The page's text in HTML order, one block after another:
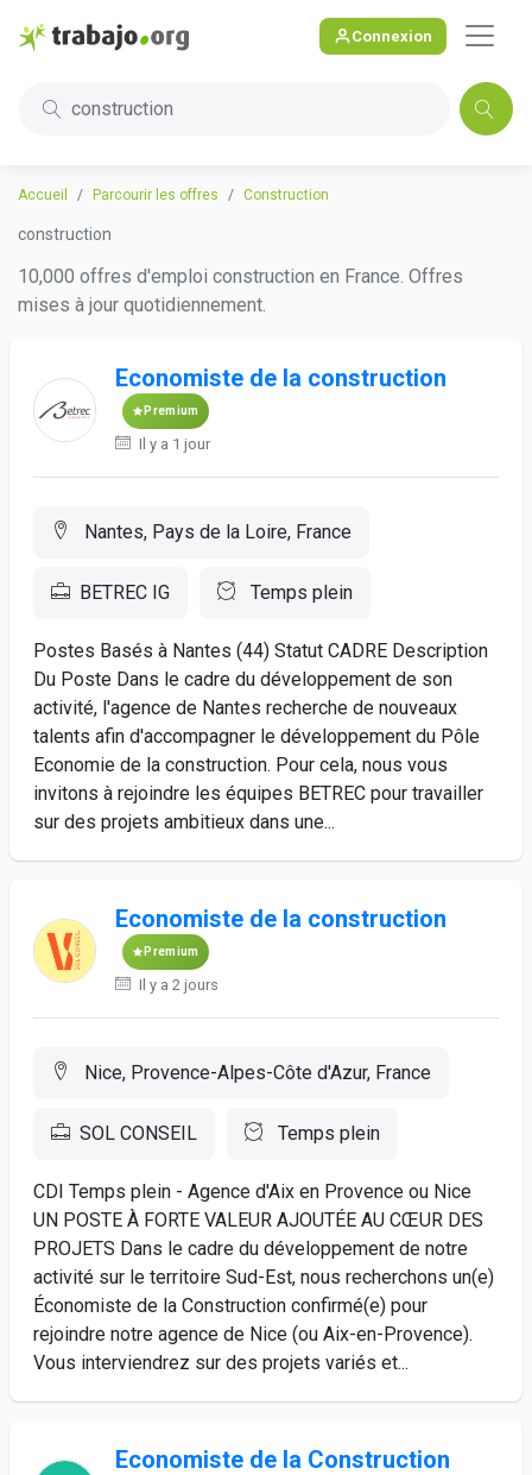
Connexion
construction
Accueil Parcourir les offres Construction
construction
10,000 offres d'emploi construction en France. Offres
mises à jour quotidiennement.
Economiste de la construction
Premium
Il y a 1 jour
Nantes, Pays de la Loire, France
BETREC IG Temps plein
Postes Basés à Nantes (44) Statut CADRE Description
Du Poste Dans le cadre du développement de son
activité, l'agence de Nantes recherche de nouveaux
talents afin d'accompagner le développement du Pôle
Economie de la construction. Pour cela, nous vous
invitons à rejoindre les équipes BETREC pour travailler
sur des projets ambitieux dans une...
Economiste de la construction
Premium
Il y a 2 jours
Nice, Provence-Alpes-Côte d'Azur, France
SOL CONSEIL Temps plein
CDI Temps plein - Agence d'Aix en Provence ou Nice
UN POSTE À FORTE VALEUR AJOUTÉE AU CŒUR DES
PROJETS Dans le cadre du développement de notre
activité sur le territoire Sud-Est, nous recherchons un(e)
Économiste de la Construction confirmé(e) pour
rejoindre notre agence de Nice (ou Aix-en-Provence).
Vous interviendrez sur des projets variés et...
Economiste de la Construction